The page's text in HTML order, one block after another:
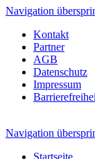
Navigation
Kontakt
Partner
AGB
Datenschutz
Impressum
Navigation
Startseite